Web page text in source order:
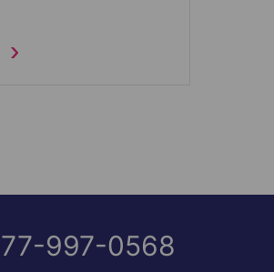
997-0568